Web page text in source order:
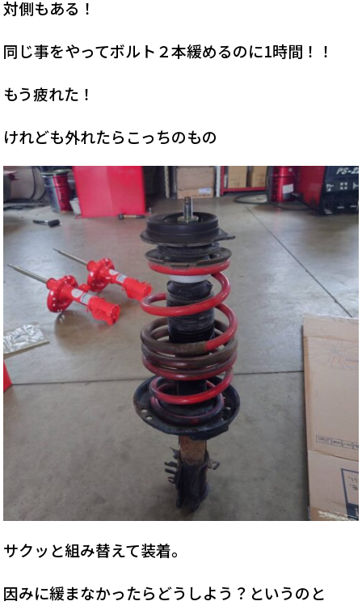
対側もある！
同じ事をやってボルト２本緩めるのに1時間！！
もう疲れた！
けれども外れたらこっちのもの
サクッと組み替えて装着。
因みに緩まなかったらどうしよう？というのと